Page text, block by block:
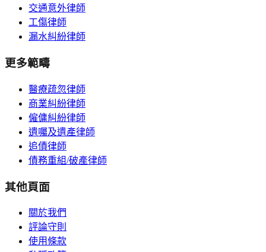
交通意外律師
工傷律師
漏水糾紛律師
更多範疇
醫療疏忽律師
商業糾紛律師
僱傭糾紛律師
遺囑及遺產律師
追債律師
債務重組/破產律師
其他頁面
關於我們
評論守則
使用條款